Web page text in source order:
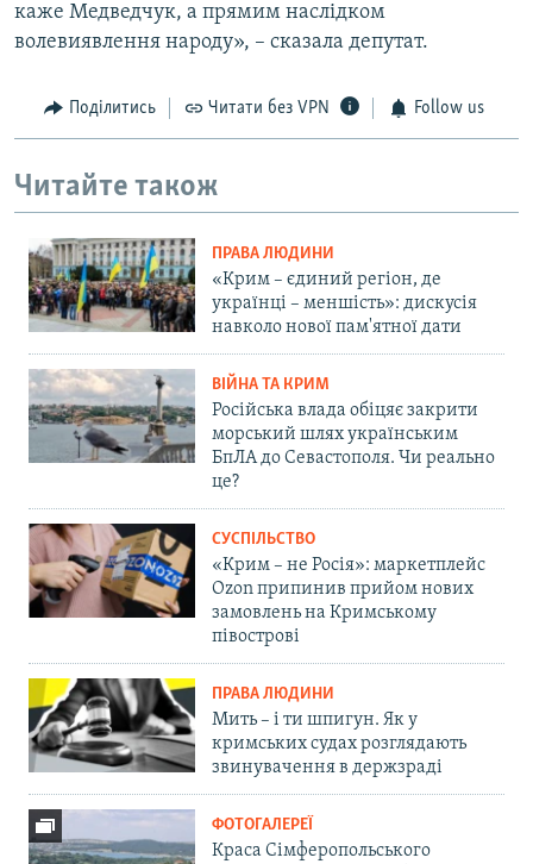
каже Медведчук, а прямим наслідком
волевиявлення народу», – сказала депутат.
Поділитись Читати без VPN Follow us
Читайте також
ПРАВА ЛЮДИНИ
«Крим – єдиний регіон, де
українці – меншість»: дискусія
навколо нової пам'ятної дати
ВІЙНА ТА КРИМ
Російська влада обіцяє закрити
морський шлях українським
БпЛА до Севастополя. Чи реально
це?
СУСПІЛЬСТВО
«Крим – не Росія»: маркетплейс
Ozon припинив прийом нових
замовлень на Кримському
півострові
ПРАВА ЛЮДИНИ
Мить – і ти шпигун. Як у
кримських судах розглядають
звинувачення в держзраді
ФОТОГАЛЕРЕЇ
Краса Сімферопольського